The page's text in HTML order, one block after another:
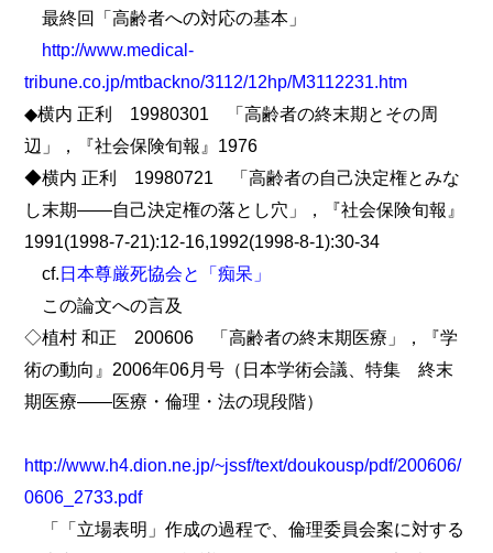
最終回「高齢者への対応の基本」
http://www.medical-
tribune.co.jp/mtbackno/3112/12hp/M3112231.htm
◆横内 正利 19980301 「高齢者の終末期とその周
辺」，『社会保険旬報』1976
◆横内 正利 19980721 「高齢者の自己決定権とみな
し末期――自己決定権の落とし穴」，『社会保険旬報』
1991(1998-7-21):12-16,1992(1998-8-1):30-34
cf.日本尊厳死協会と「痴呆」
この論文への言及
◇植村 和正 200606 「高齢者の終末期医療」，『学
術の動向』2006年06月号（日本学術会議、特集 終末
期医療――医療・倫理・法の現段階）
http://www.h4.dion.ne.jp/~jssf/text/doukousp/pdf/200606/
0606_2733.pdf
「「立場表明」作成の過程で、倫理委員会案に対する